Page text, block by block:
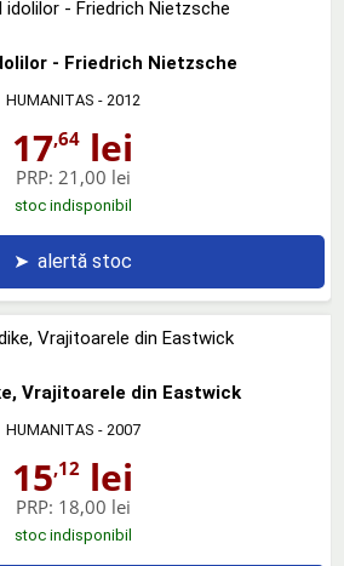
- Friedrich Nietzsche
HUMANITAS - 2012
17,64 lei
PRP: 21,00 lei
stoc indisponibil
➤ alertă stoc
Vrajitoarele din Eastwick
HUMANITAS - 2007
15,12 lei
PRP: 18,00 lei
stoc indisponibil